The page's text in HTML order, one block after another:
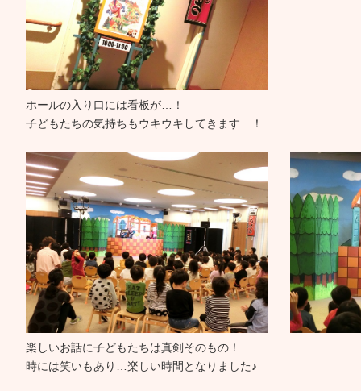
ホールの入り口には看板が…！
子どもたちの気持ちもウキウキしてきます…！
楽しいお話に子どもたちは真剣そのもの！
時には笑いもあり…楽しい時間となりました♪